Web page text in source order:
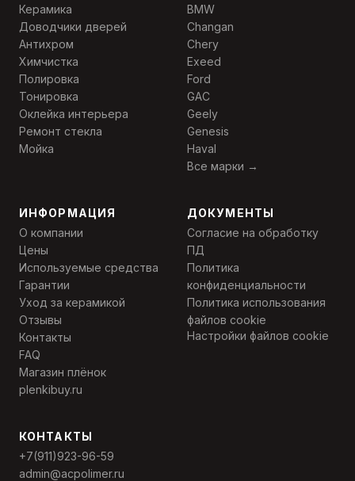
Керамика
Доводчики дверей
Антихром
Химчистка
Полировка
Тонировка
Оклейка интерьера
Ремонт стекла
Мойка
BMW
Changan
Chery
Exeed
Ford
GAC
Geely
Genesis
Haval
Все марки →
ИНФОРМАЦИЯ
О компании
Цены
Используемые средства
Гарантии
Уход за керамикой
Отзывы
Контакты
FAQ
Магазин плёнок
plenkibuy.ru
ДОКУМЕНТЫ
Согласие на обработку
ПД
Политика
конфиденциальности
Политика использования
файлов cookie
Настройки файлов cookie
КОНТАКТЫ
+7(911)923-96-59
admin@acpolimer.ru